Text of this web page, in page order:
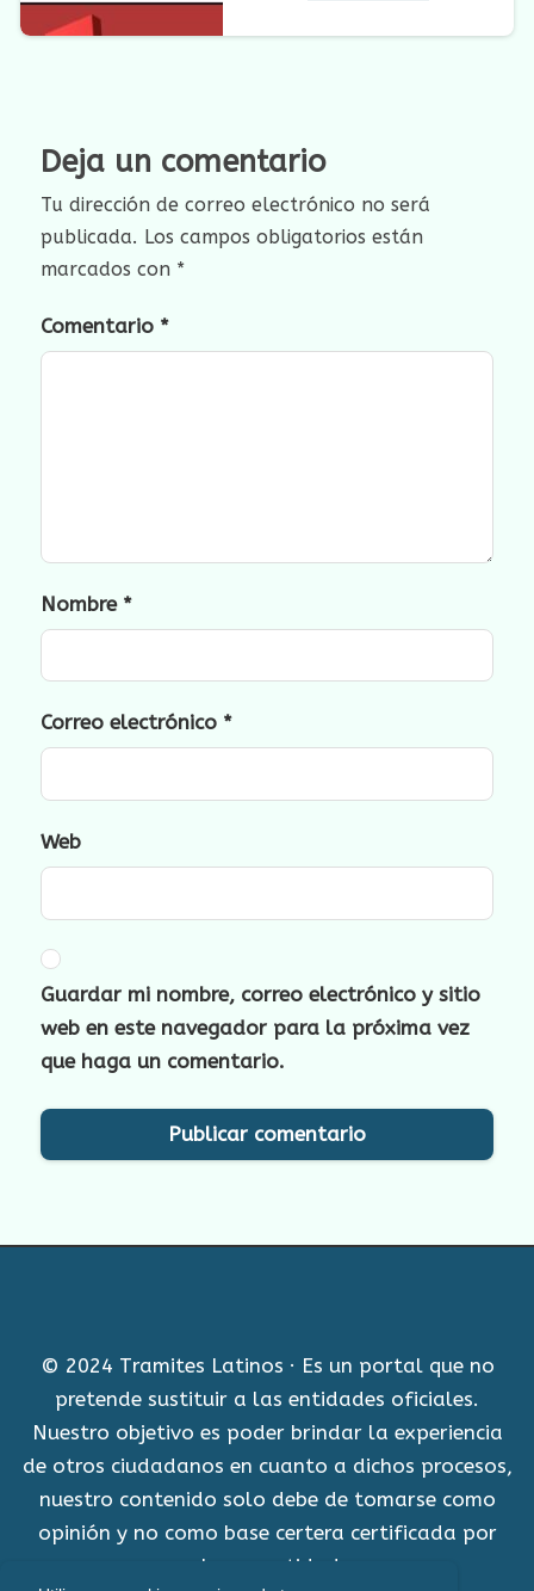
Deja un comentario
Tu dirección de correo electrónico no será
publicada. Los campos obligatorios están
marcados con *
Comentario *
Nombre *
Correo electrónico *
Web
Guardar mi nombre, correo electrónico y sitio
web en este navegador para la próxima vez
que haga un comentario.
© 2024 Tramites Latinos · Es un portal que no
pretende sustituir a las entidades oficiales.
Nuestro objetivo es poder brindar la experiencia
de otros ciudadanos en cuanto a dichos procesos,
nuestro contenido solo debe de tomarse como
opinión y no como base certera certificada por
alguna entidad.